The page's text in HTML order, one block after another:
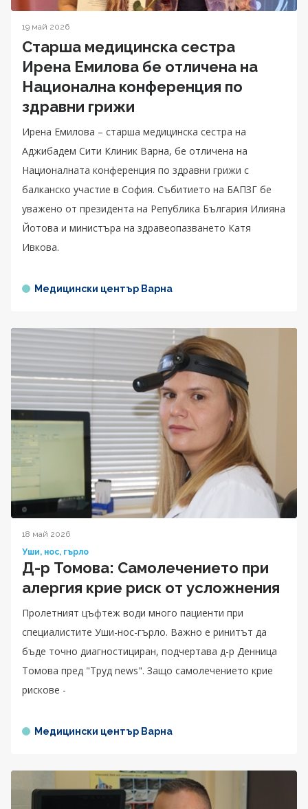
19 май 2026
Старша медицинска сестра
Ирена Емилова бе отличена на
Национална конференция по
здравни грижи
Ирена Емилова – старша медицинска сестра на
Аджибадем Сити Клиник Варна, бе отличена на
Националната конференция по здравни грижи с
балканско участие в София. Събитието на БАПЗГ бе
уважено от президента на Република България Илияна
Йотова и министъра на здравеопазването Катя
Ивкова.
Медицински център Варна
18 май 2026
Уши, нос, гърло
Д-р Томова: Самолечението при
алергия крие риск от усложнения
Пролетният цъфтеж води много пациенти при
специалистите Уши-нос-гърло. Важно е ринитът да
бъде точно диагностициран, подчертава д-р Денница
Томова пред "Труд news". Защо самолечението крие
рискове -
Медицински център Варна